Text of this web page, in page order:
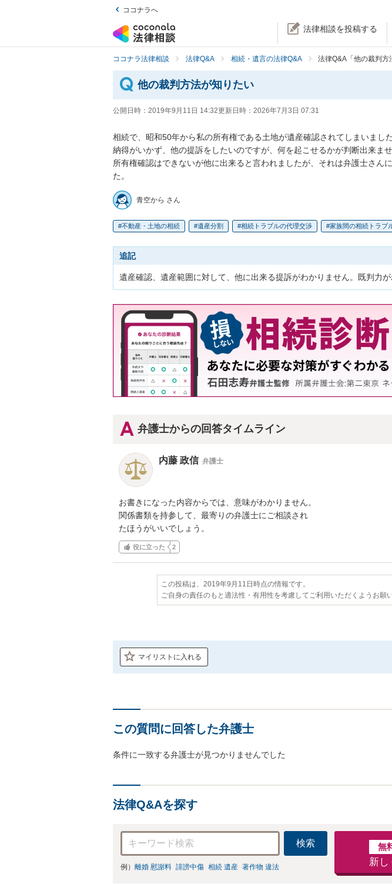
ココナラへ
法律相談を投稿する
ココナラ法律相談 法律Q&A 相続・遺言の法律Q&A 法律Q&A「他の裁判方
他の裁判方法が知りたい
公開日時： 2019年9月11日 14:32更新日時： 2026年7月3日 07:31
相続で、昭和50年から私の所有権である土地が遺産確認されてしまいました
納得がいかず、他の提訴をしたいのですが、何を起こせるかが判断出来ませ
所有権確認はできないが他に出来ると言われましたが、それは弁護士さん
た。
青空から さん
不動産・土地の相続 遺産分割 相続トラブルの代理交渉 家族間の相続トラブ
追記
遺産確認、遺産範囲に対して、他に出来る提訴がわかりません。既判力
弁護士からの回答タイムライン
内藤 政信 弁護士
お書きになった内容からでは、意味がわかりません。
関係書類を持参して、最寄りの弁護士にご相談され
たほうがいいでしょう。
役に立った 2
この投稿は、2019年9月11日時点の情報です。
ご自身の責任のもと適法性・有用性を考慮してご利用いただくようお願
マイリストに入れる
この質問に回答した弁護士
条件に一致する弁護士が見つかりませんでした
法律Q&Aを探す
検索
例） 離婚 慰謝料 誹謗中傷 相続 遺産 著作物 違法
無
新し